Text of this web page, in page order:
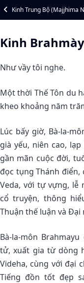
Kinh Trung Bộ (Majjhima
Kinh
Như vầy tôi nghe.
Một thời Thế Tôn du
kheo khoảng năm
Lúc bấy giờ, Bà-la-
già yếu, niên cao,
gần mãn cuộc đời,
đọc tụng Thánh
Veda, với tự vựng, lễ
cổ truyện, thông
Thuận thế luận và
Bà-la-môn
tử, xuất gia từ dòng
Videha, cùng với đại
Tiếng đồn tốt đẹp